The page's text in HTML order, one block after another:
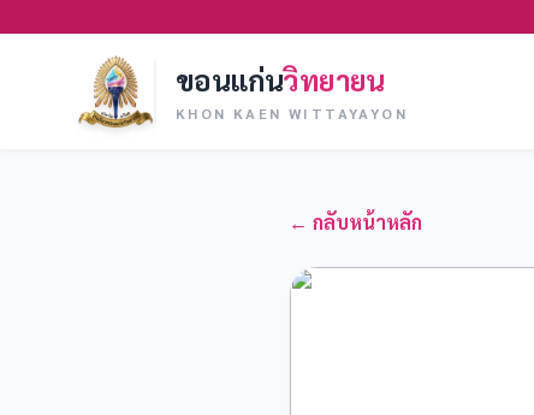
ขอนแก่นวิทยายน
KHON KAEN WITTAYAYON
← กลับหน้าหลัก